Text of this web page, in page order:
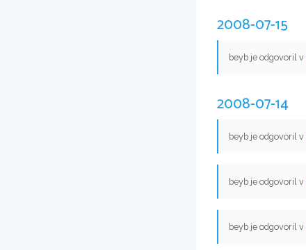
2008-07-15
beyb je odgovoril v
2008-07-14
beyb je odgovoril v
beyb je odgovoril v
beyb je odgovoril v